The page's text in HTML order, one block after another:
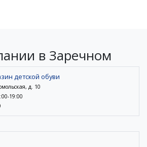
в Заречном
детской обуви
д. 10
19:00